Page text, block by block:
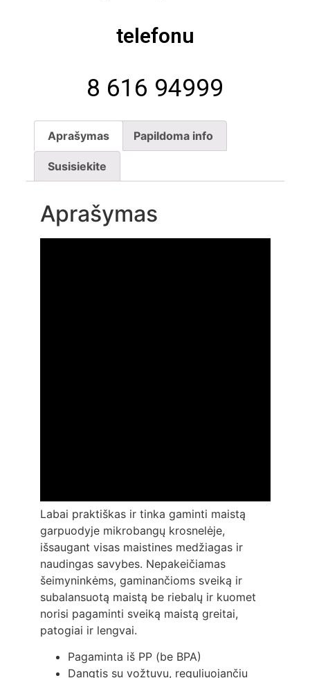
telefonu
8 616 94999
Aprašymas Papildoma info
Susisiekite
Aprašymas
Labai praktiškas ir tinka gaminti maistą
garpuodyje mikrobangų krosnelėje,
išsaugant visas maistines medžiagas ir
naudingas savybes. Nepakeičiamas
šeimyninkėms, gaminančioms sveiką ir
subalansuotą maistą be riebalų ir kuomet
norisi pagaminti sveiką maistą greitai,
patogiai ir lengvai.
Pagaminta iš PP (be BPA)
Dangtis su vožtuvu, reguliuojančiu